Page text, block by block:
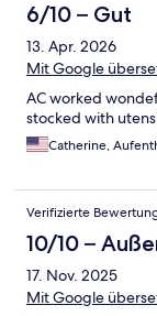
6/10 – Gut
13. Apr. 2026
Mit Google
AC worked
stocked with
Catherine,
Verifizierte
10/10 –
17. Nov. 2025
Mit Google